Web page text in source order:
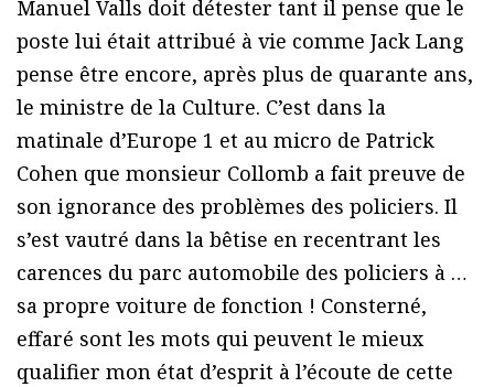
Manuel Valls doit détester tant il pense que le
poste lui était attribué à vie comme Jack Lang
pense être encore, après plus de quarante ans,
le ministre de la Culture. C’est dans la
matinale d’Europe 1 et au micro de Patrick
Cohen que monsieur Collomb a fait preuve de
son ignorance des problèmes des policiers. Il
s’est vautré dans la bêtise en recentrant les
carences du parc automobile des policiers à …
sa propre voiture de fonction ! Consterné,
effaré sont les mots qui peuvent le mieux
qualifier mon état d’esprit à l’écoute de cette